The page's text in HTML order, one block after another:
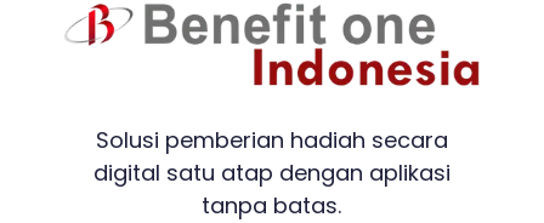
Solusi pemberian hadiah secara
digital satu atap dengan aplikasi
tanpa batas.